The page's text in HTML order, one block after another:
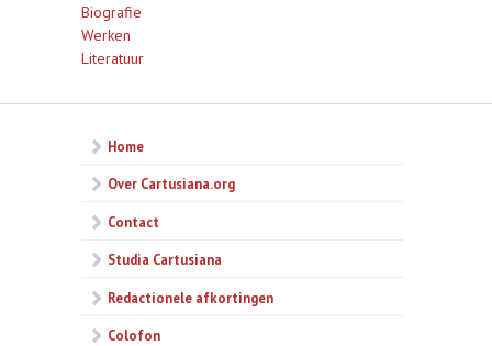
Biografie
Werken
Literatuur
Home
Over Cartusiana.org
Contact
Studia Cartusiana
Redactionele afkortingen
Colofon